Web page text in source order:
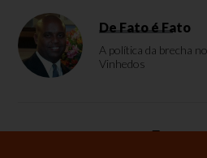
De Fato é Fato
A política da brecha
Vinhedos